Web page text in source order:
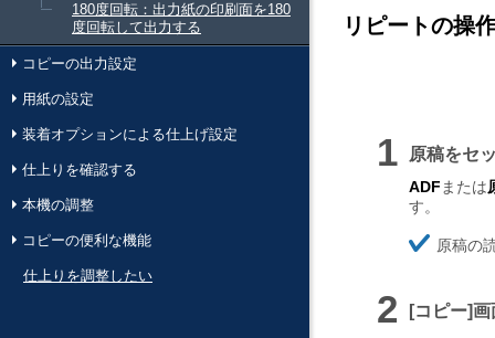
180度回転：出力紙の印刷面を180
度回転して出力する
コピーの出力設定
用紙の設定
装着オプションによる仕上げ設定
仕上りを確認する
本機の調整
コピーの便利な機能
仕上りを調整したい
リピートの操
原稿をセ
ADF または
す。
ほ
そ
原稿の
コピー 画